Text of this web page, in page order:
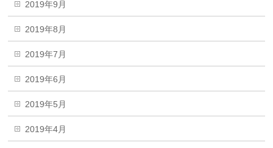
2019年9月
2019年8月
2019年7月
2019年6月
2019年5月
2019年4月